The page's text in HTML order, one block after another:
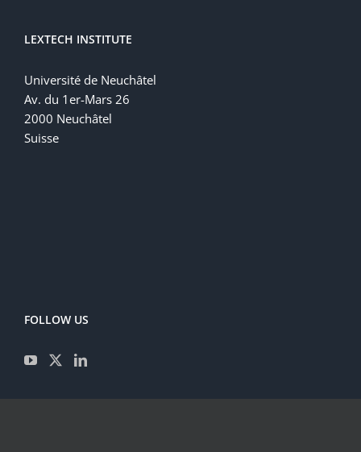
LEXTECH INSTITUTE
Université de Neuchâtel
Av. du 1er-Mars 26
2000 Neuchâtel
Suisse
FOLLOW US